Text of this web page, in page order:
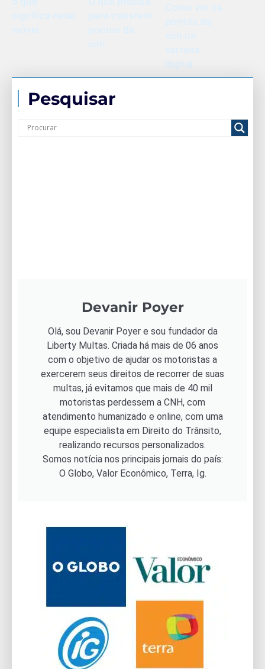
digital
Pesquisar
Devanir Poyer
Olá, sou Devanir Poyer e sou fundador da
Liberty Multas. Criada há mais de 06 anos
com o objetivo de ajudar os motoristas a
exercerem seus direitos de recorrer de suas
multas, já evitamos que mais de 40 mil
motoristas perdessem a CNH, com
atendimento humanizado e online, com uma
equipe especialista em Direito do Trânsito,
realizando recursos personalizados.
Somos notícia nos principais jornais do país:
O Globo, Valor Econômico, Terra, Ig.